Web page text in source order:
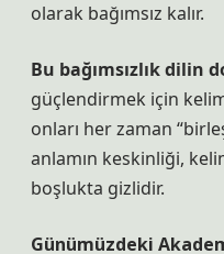
olarak bağımsız kalır.
Bu bağımsızlık dilin
güçlendirmek için
onları her zaman
anlamın keskinliği,
boşlukta gizlidir.
Günümüzdeki